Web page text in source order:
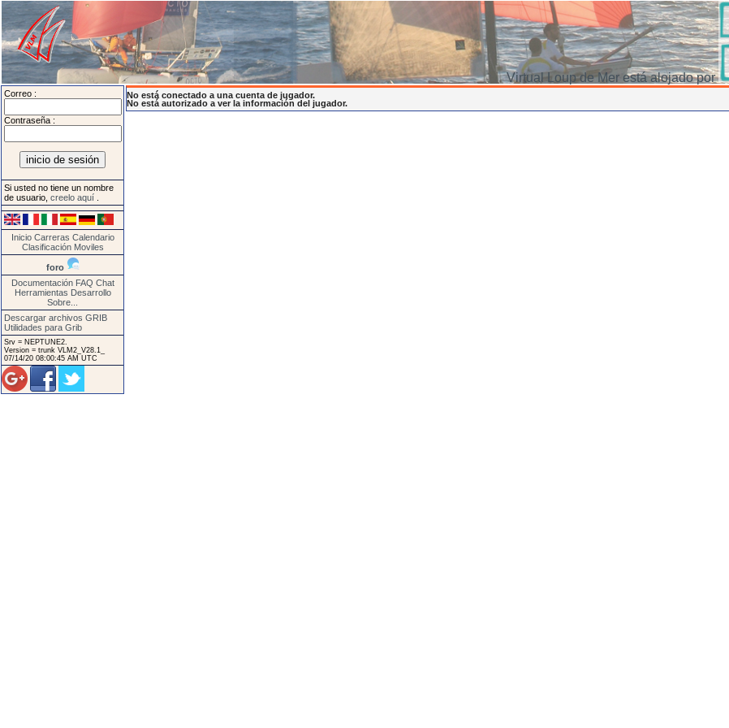
Virtual Loup de Mer está alojado por
Correo :
Contraseña :
Si usted no tiene un nombre
de usuario, creelo aquí
Inicio Carreras Calendario
Clasificación Moviles
foro
Documentación FAQ Chat
Herramientas Desarrollo
Sobre...
Descargar archivos GRIB
Utilidades para Grib
Srv = NEPTUNE2.
Version = trunk VLM2_V28.1_
07/14/20 08:00:45 AM UTC
No está conectado a una cuenta de jugador.
No está autorizado a ver la información del jugador.